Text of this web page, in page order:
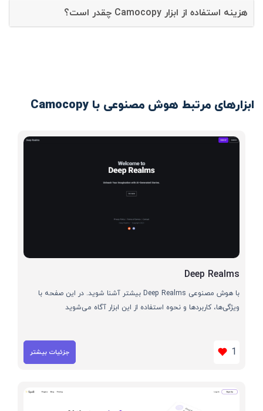
هزینه استفاده از ابزار Camocopy چقدر است؟
ابزارهای مرتبط هوش مصنوعی با Camocopy
Deep Realms
با هوش مصنوعی Deep Realms بیشتر آشنا شوید. در این صفحه با
ویژگی‌ها، کاربردها و نحوه استفاده از این ابزار آگاه می‌شوید
1 جزئیات بیشتر